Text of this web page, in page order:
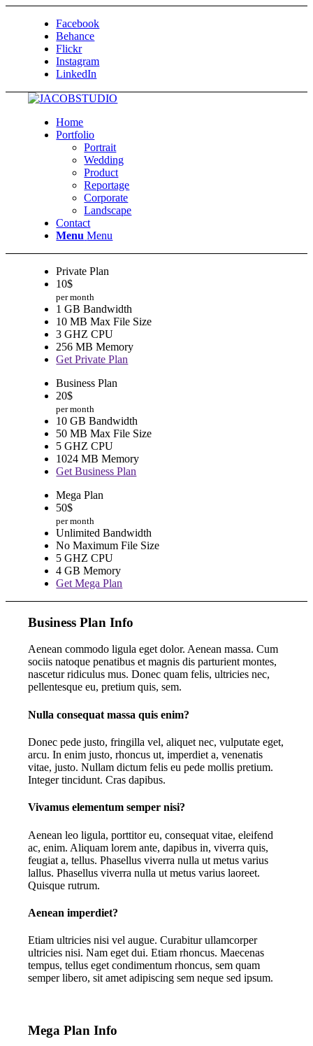
Facebook
Behance
Flickr
Instagram
LinkedIn
Home
Portfolio
Portrait
Wedding
Product
Reportage
Corporate
Landscape
Contact
Menu Menu
Private Plan
10$
per month
1 GB Bandwidth
10 MB Max File Size
3 GHZ CPU
256 MB Memory
Get Private Plan
Business Plan
20$
per month
10 GB Bandwidth
50 MB Max File Size
5 GHZ CPU
1024 MB Memory
Get Business Plan
Mega Plan
50$
per month
Unlimited Bandwidth
No Maximum File Size
5 GHZ CPU
4 GB Memory
Get Mega Plan
Business Plan Info
Aenean commodo ligula eget dolor. Aenean massa. Cum
sociis natoque penatibus et magnis dis parturient montes,
nascetur ridiculus mus. Donec quam felis, ultricies nec,
pellentesque eu, pretium quis, sem.
Nulla consequat massa quis enim?
Donec pede justo, fringilla vel, aliquet nec, vulputate eget,
arcu. In enim justo, rhoncus ut, imperdiet a, venenatis
vitae, justo. Nullam dictum felis eu pede mollis pretium.
Integer tincidunt. Cras dapibus.
Vivamus elementum semper nisi?
Aenean leo ligula, porttitor eu, consequat vitae, eleifend
ac, enim. Aliquam lorem ante, dapibus in, viverra quis,
feugiat a, tellus. Phasellus viverra nulla ut metus varius
lallus. Phasellus viverra nulla ut metus varius laoreet.
Quisque rutrum.
Aenean imperdiet?
Etiam ultricies nisi vel augue. Curabitur ullamcorper
ultricies nisi. Nam eget dui. Etiam rhoncus. Maecenas
tempus, tellus eget condimentum rhoncus, sem quam
semper libero, sit amet adipiscing sem neque sed ipsum.
Mega Plan Info